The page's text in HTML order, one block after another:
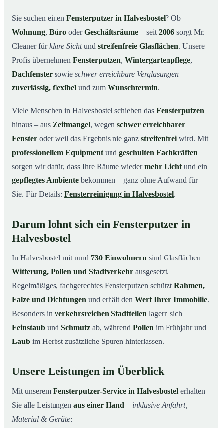
03Unsere Leistungen im Überblick
04Warum Mr. Cleaner in Halvesbostel?
05So funktioniert’s
07Jetzt kostenloses Angebot einholen
Halvesbostel im Einsatz
Sie suchen einen Fensterputzer in Halvesbostel? Ob
Wohnung, Büro oderGeschäftsräume – seit 2006 sorgt Mr.
Cleaner fürklare Sichtund streifenfreie Glasflächen. Unsere
Profis übernehmen Fensterputzen, Wintergartenpflege,
Dachfenster sowie schwer erreichbare Verglasungen –
zuverlässig, flexibel und zum Wunschtermin.
Viele Menschen in Halvesbostel schieben das Fensterputzen
hinaus – aus Zeitmangel, wegen schwer erreichbarer
Fenster oder weil das Ergebnis nie ganz streifenfrei wird. Mit
professionellem Equipment und geschulten Fachkräften
sorgen wir dafür, dass Ihre Räume wiedermehr Licht und ein
gepflegtes Ambiente bekommen – ganz ohne Aufwand für
Sie. Für Details: Fensterreinigung in Halvesbostel.
Darum lohnt sich ein Fensterputzer in
Halvesbostel
In Halvesbostel mit rund 730 Einwohnern sind Glasflächen
Witterung, Pollen und Stadtverkehr ausgesetzt.
Regelmäßiges, fachgerechtes Fensterputzen schützt Rahmen,
Falze und Dichtungen und erhält den Wert Ihrer Immobilie.
Besonders in verkehrsreichen Stadtteilen lagern sich
Feinstaub und Schmutz ab, während Pollen im Frühjahr und
Laub im Herbst zusätzliche Spuren hinterlassen.
Unsere Leistungen im Überblick
Mit unserem Fensterputzer-Service in Halvesbostel erhalten
Sie alle Leistungen aus einer Hand – inklusive Anfahrt,
Material & Geräte: